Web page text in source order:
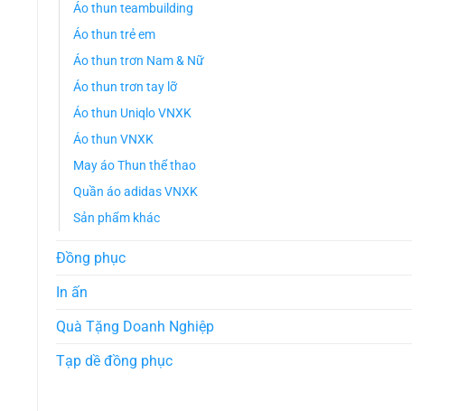
Áo thun teambuilding
Áo thun trẻ em
Áo thun trơn Nam & Nữ
Áo thun trơn tay lỡ
Áo thun Uniqlo VNXK
Áo thun VNXK
May áo Thun thể thao
Quần áo adidas VNXK
Sản phẩm khác
Đồng phục
In ấn
Quà Tặng Doanh Nghiệp
Tạp dề đồng phục